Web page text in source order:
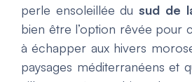
perle ensoleillée du sud de
bien être l’option rêvée pour
à échapper aux hivers
paysages méditerranéens et